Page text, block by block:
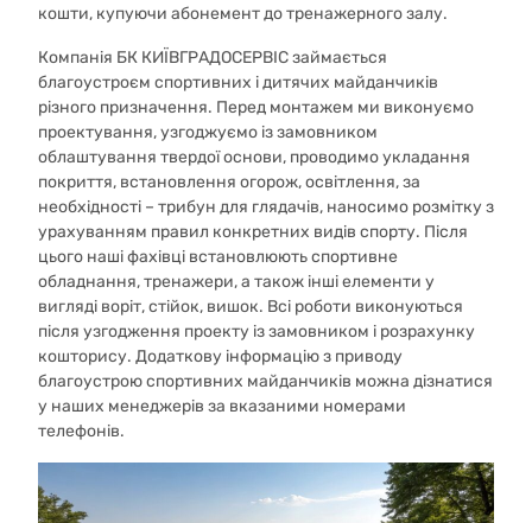
кошти, купуючи абонемент до тренажерного залу.
Компанія БК КИЇВГРАДОСЕРВІС займається
благоустроєм спортивних і дитячих майданчиків
різного призначення. Перед монтажем ми виконуємо
проектування, узгоджуємо із замовником
облаштування твердої основи, проводимо укладання
покриття, встановлення огорож, освітлення, за
необхідності – трибун для глядачів, наносимо розмітку з
урахуванням правил конкретних видів спорту. Після
цього наші фахівці встановлюють спортивне
обладнання, тренажери, а також інші елементи у
вигляді воріт, стійок, вишок. Всі роботи виконуються
після узгодження проекту із замовником і розрахунку
кошторису. Додаткову інформацію з приводу
благоустрою спортивних майданчиків можна дізнатися
у наших менеджерів за вказаними номерами
телефонів.